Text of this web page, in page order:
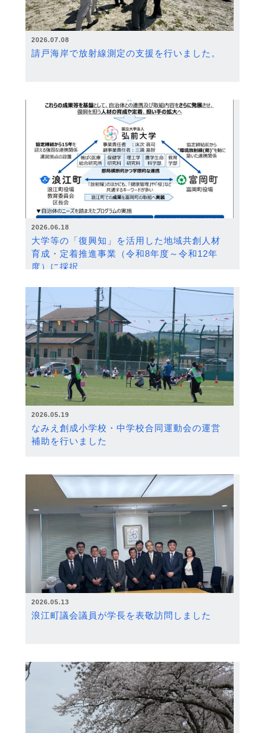
2026.07.08
請戸海岸で放射線測定の支援を行いました。
2026.06.18
大学等の「復興知」を活用した地域共創人材
育成・定着推進事業（令和8年度～令和12年
度）に採択
2026.05.19
なみえ創成小学校・中学校合同運動会の運営
補助を行いました
2026.05.13
浪江町議会議員が学長を表敬訪問しました